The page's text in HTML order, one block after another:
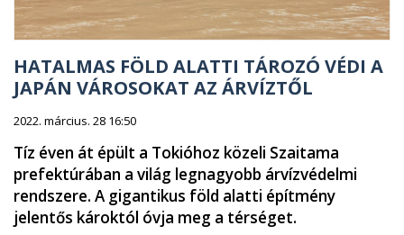
HATALMAS FÖLD ALATTI TÁROZÓ VÉDI A
JAPÁN VÁROSOKAT AZ ÁRVÍZTŐL
2022. március. 28 16:50
Tíz éven át épült a Tokióhoz közeli Szaitama
prefektúrában a világ legnagyobb árvízvédelmi
rendszere. A gigantikus föld alatti építmény
jelentős károktól óvja meg a térséget.